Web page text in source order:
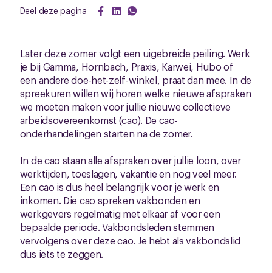
Deel deze pagina
Later deze zomer volgt een uigebreide peiling. Werk
je bij Gamma, Hornbach, Praxis, Karwei, Hubo of
een andere doe-het-zelf-winkel, praat dan mee. In de
spreekuren willen wij horen welke nieuwe afspraken
we moeten maken voor jullie nieuwe collectieve
arbeidsovereenkomst (cao). De cao-
onderhandelingen starten na de zomer.
In de cao staan alle afspraken over jullie loon, over
werktijden, toeslagen, vakantie en nog veel meer.
Een cao is dus heel belangrijk voor je werk en
inkomen. Die cao spreken vakbonden en
werkgevers regelmatig met elkaar af voor een
bepaalde periode. Vakbondsleden stemmen
vervolgens over deze cao. Je hebt als vakbondslid
dus iets te zeggen.